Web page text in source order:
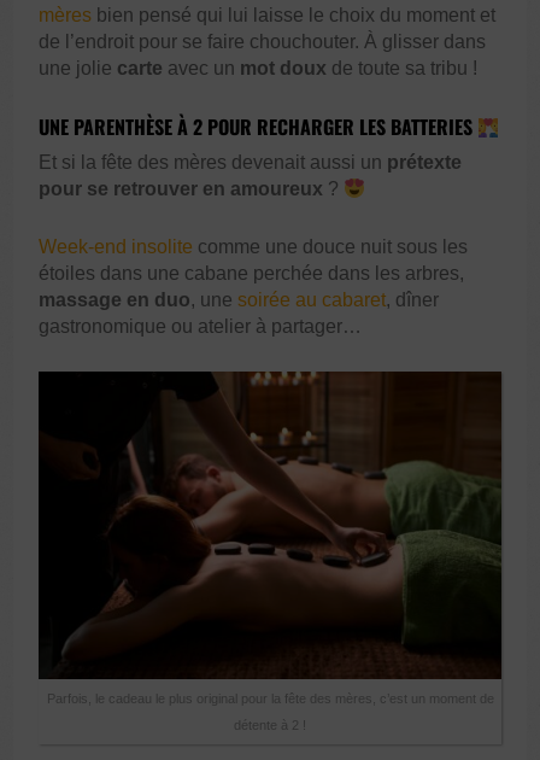
mères bien pensé qui lui laisse le choix du moment et
de l’endroit pour se faire chouchouter. À glisser dans
une jolie carte avec un mot doux de toute sa tribu !
UNE PARENTHÈSE À 2 POUR RECHARGER LES BATTERIES
Et si la fête des mères devenait aussi un prétexte
pour se retrouver en amoureux ?
Week-end insolite comme une douce nuit sous les
étoiles dans une cabane perchée dans les arbres,
massage en duo, une soirée au cabaret, dîner
gastronomique ou atelier à partager…
Parfois, le cadeau le plus original pour la fête des mères, c’est un moment de
détente à 2 !